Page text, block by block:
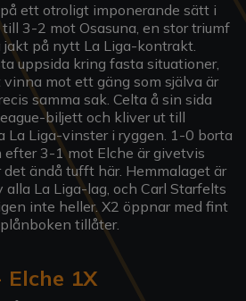
ett otroligt imponerande sätt i
3-2 mot Osasuna, en stor triumf
på nytt La Liga-kontrakt.
uppsida kring fasta situationer,
mot ett gäng som själva är
samma sak. Celta å sin sida
biljett och kliver ut till
La Liga-vinster i ryggen. 1-0 borta
3-1 mot Elche är givetvis
ändå tufft här. Hemmalaget är
La Liga-lag, och Carl Starfelts
inte heller. X2 öppnar med fint
tillåter.
1X